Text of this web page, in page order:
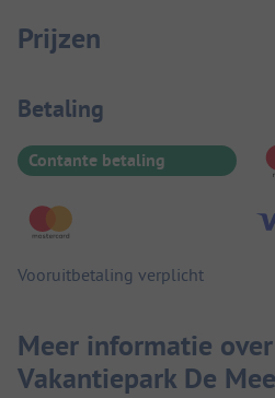
Prijzen
Betaalinformatie
Betaling
Contante betaling
Vooruitbetaling verplicht
Meer informatie
Vakantiepark De